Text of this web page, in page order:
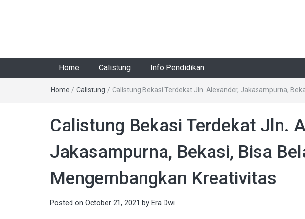
Home Calistung Info Pendidikan
Home / Calistung / Calistung Bekasi Terdekat Jln. Alexander, Jakasampurna,
Calistung Bekasi Terdekat Jln.
Jakasampurna, Bekasi, Bisa
Mengembangkan Kreativitas
Posted on October 21, 2021 by Era Dwi